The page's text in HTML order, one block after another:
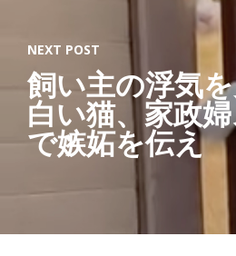
NEXT POST
飼い主の浮気
白い猫、家政
で嫉妬を伝え